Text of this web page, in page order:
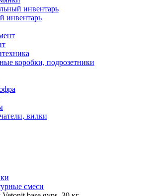
инвентарь
инвентарь
коробки, подрозетники
вилки
смеси